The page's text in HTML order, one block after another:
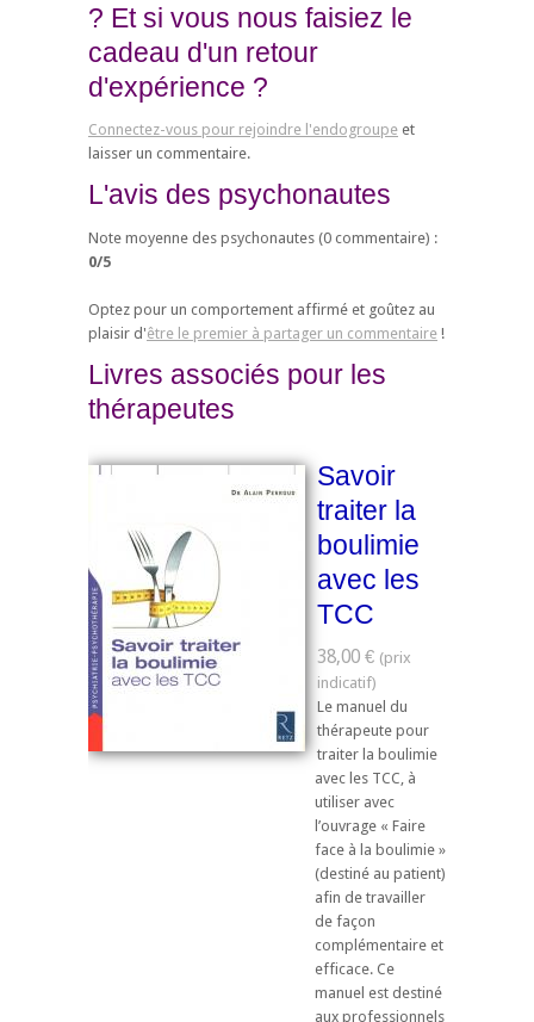
? Et si vous nous faisiez le
cadeau d'un retour
d'expérience ?
Connectez-vous pour rejoindre l'endogroupe et
laisser un commentaire.
L'avis des psychonautes
Note moyenne des psychonautes (0 commentaire) :
0/5
Optez pour un comportement affirmé et goûtez au
plaisir d'être le premier à partager un commentaire !
Livres associés pour les
thérapeutes
Savoir
traiter la
boulimie
avec les
TCC
38,00 €
Le manuel du
thérapeute pour
traiter la boulimie
avec les TCC, à
utiliser avec
l’ouvrage « Faire
face à la boulimie »
(destiné au patient)
afin de travailler
de façon
complémentaire et
efficace. Ce
manuel est destiné
aux professionnels